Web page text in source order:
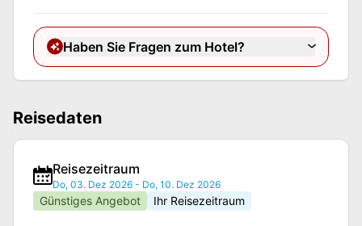
Haben Sie Fragen zum Hotel?
Reisedaten
Reisezeitraum
Do, 03. Dez 2026 - Do, 10. Dez 2026
Günstiges Angebot Ihr Reisezeitraum